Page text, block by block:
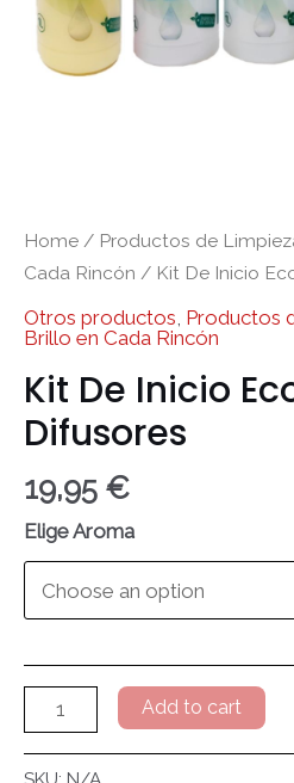
Home / Productos de
Cada Rincón / Kit De Inicio
Otros productos Productos
Brillo en Cada Rincón
Kit De Inicio
Difusores
19,95 €
Elige Aroma
Add to cart